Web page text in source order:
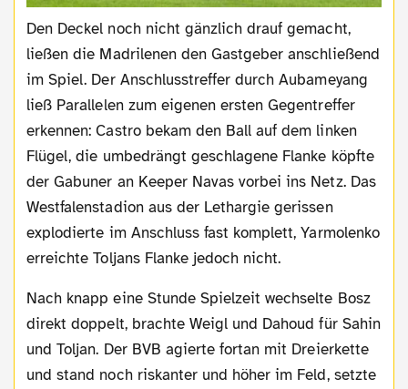
Den Deckel noch nicht gänzlich drauf gemacht,
ließen die Madrilenen den Gastgeber anschließend
im Spiel. Der Anschlusstreffer durch Aubameyang
ließ Parallelen zum eigenen ersten Gegentreffer
erkennen: Castro bekam den Ball auf dem linken
Flügel, die umbedrängt geschlagene Flanke köpfte
der Gabuner an Keeper Navas vorbei ins Netz. Das
Westfalenstadion aus der Lethargie gerissen
explodierte im Anschluss fast komplett, Yarmolenko
erreichte Toljans Flanke jedoch nicht.
Nach knapp eine Stunde Spielzeit wechselte Bosz
direkt doppelt, brachte Weigl und Dahoud für Sahin
und Toljan. Der BVB agierte fortan mit Dreierkette
und stand noch riskanter und höher im Feld, setzte